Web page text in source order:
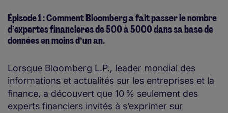
Épisode 1 : Comment Bloomberg a fait passer le nombre
d’expertes financières de 500 à 5000 dans sa base de
données en moins d’un an.
Lorsque Bloomberg L.P., leader mondial des
informations et actualités sur les entreprises et la
finance, a découvert que 10 % seulement des
experts financiers invités à s’exprimer sur